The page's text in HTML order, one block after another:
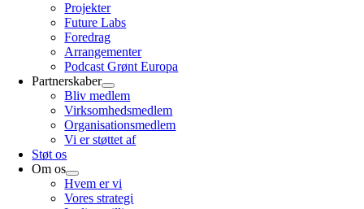
Projekter
Future Labs
Foredrag
Arrangementer
Podcast Grønt Europa
Partnerskaber
Bliv medlem
Virksomhedsmedlem
Organisationsmedlem
Vi er støttet af
Støt os
Om os
Hvem er vi
Vores strategi